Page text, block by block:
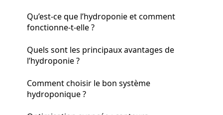
Qu’est-ce que l’hydroponie et comment
fonctionne-t-elle ?
Quels sont les principaux avantages de
l’hydroponie ?
Comment choisir le bon système
hydroponique ?